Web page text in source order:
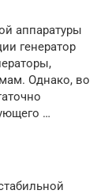
аппаратуры
генератор
Однако, во
…